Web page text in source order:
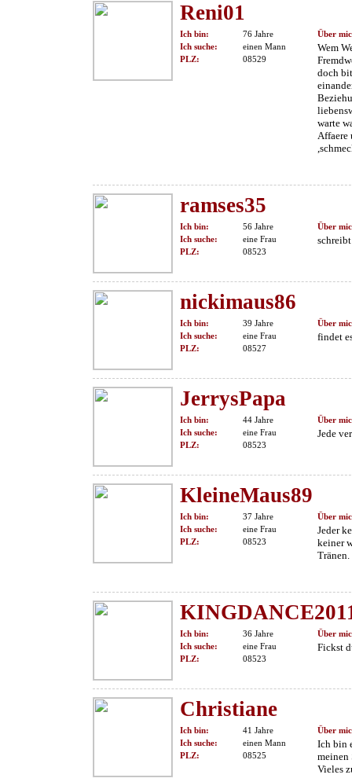
Reni01
Ich bin:
76 Jahre
Ich suche:
einen Mann
PLZ:
08529
Über
Wem
doch
warte
Affaere
ramses35
Ich bin:
56 Jahre
Ich suche:
eine Frau
PLZ:
08523
Über
nickimaus86
Ich bin:
39 Jahre
Ich suche:
eine Frau
PLZ:
08527
Über
findet
JerrysPapa
Ich bin:
44 Jahre
Ich suche:
eine Frau
PLZ:
08523
Über
Jede
KleineMaus89
Ich bin:
37 Jahre
Ich suche:
eine Frau
PLZ:
08523
Über
Jeder
keiner
Ich bin:
36 Jahre
Ich suche:
eine Frau
PLZ:
08523
Über
Fickst
Christiane
Ich bin:
41 Jahre
Ich suche:
einen Mann
PLZ:
08525
Über
Ich bin
meinen
Vieles